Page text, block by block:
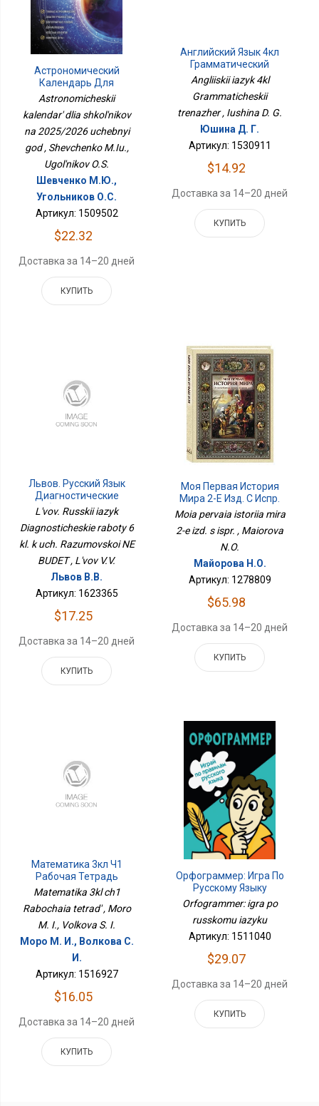
Астрономический
Календарь Для
Школьников На
Astronomicheskii
kalendar' dlia shkol'nikov
na 2025/2026 uchebnyi
god , Shevchenko M.Iu.,
Ugol'nikov O.S.
Шевченко М.Ю.,
Угольников О.С.
Артикул: 1509502
$22.32
Доставка за 14–20 дней
КУПИТЬ
Английский Язык 4кл
Грамматический
Тренажер
Angliiskii iazyk 4kl
Grammaticheskii
trenazher , Iushina D. G.
Юшина Д. Г.
Артикул: 1530911
$14.92
Доставка за 14–20 дней
КУПИТЬ
Львов. Русский Язык
Диагностические
Работы 6 Кл. К Уч.
Разумовской НЕ БУДЕТ
L'vov. Russkii iazyk
Diagnosticheskie raboty 6
kl. k uch. Razumovskoi NE
BUDET , L'vov V.V.
Львов В.В.
Артикул: 1623365
$17.25
Доставка за 14–20 дней
КУПИТЬ
Моя Первая История
Мира 2-Е Изд. С Испр.
Moia pervaia istoriia mira
2-e izd. s ispr. , Maiorova
N.O.
Майорова Н.О.
Артикул: 1278809
$65.98
Доставка за 14–20 дней
КУПИТЬ
Математика 3кл Ч1
Рабочая Тетрадь
Matematika 3kl ch1
Rabochaia tetrad' , Moro
M. I., Volkova S. I.
Моро М. И., Волкова С.
И.
Артикул: 1516927
$16.05
Доставка за 14–20 дней
КУПИТЬ
Орфограммер: Игра По
Русскому Языку
Orfogrammer: igra po
russkomu iazyku
Артикул: 1511040
$29.07
Доставка за 14–20 дней
КУПИТЬ